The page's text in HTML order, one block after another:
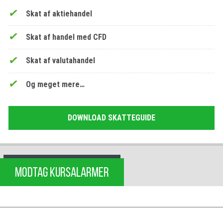
Skat af aktiehandel
Skat af handel med CFD
Skat af valutahandel
Og meget mere…
DOWNLOAD SKATTEGUIDE
MODTAG KURSALARMER